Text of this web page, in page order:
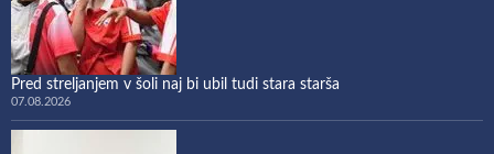
Pred streljanjem v šoli naj bi ubil tudi stara starša
07.08.2026